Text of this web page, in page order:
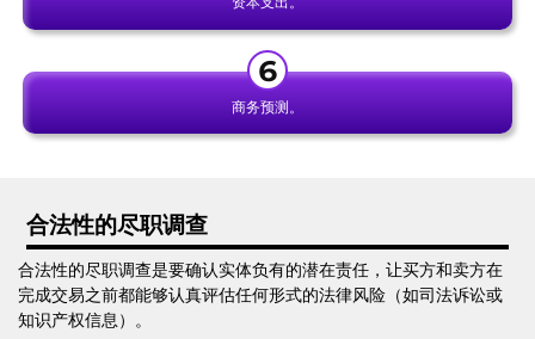
商务预测。
合法性的尽职调查
合法性的尽职调查是要确认实体负有的潜在责任，让买方和卖方在
完成交易之前都能够认真评估任何形式的法律风险（如司法诉讼或
知识产权信息）。